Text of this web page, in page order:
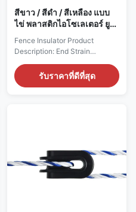
สีขาว / สีดํา / สีเหลือง แบบ
ไข่ พลาสติกไอโซเลเตอร์ ยูวี
Fence Insulator Product
Description: End Strain
a kind of plastic insulators,
used for electric fence tools. It
รับราคาที่ดีที่สุด